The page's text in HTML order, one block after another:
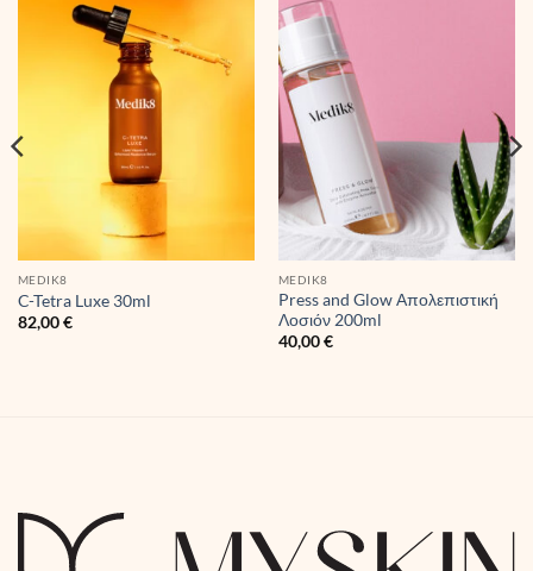
MEDIK8
C-Tetra Luxe 30ml
82,00€
MEDIK8
Press and Glow Απολεπιστική
Λοσιόν 200ml
40,00€